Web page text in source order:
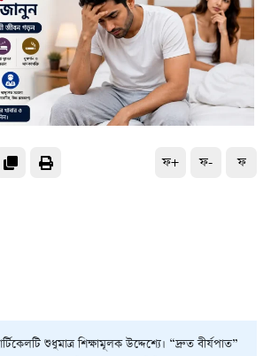
ফ+ ফ- ফ
শুধুমাত্র শিক্ষামূলক উদ্দেশ্যে। “দ্রুত বীর্যপাত”